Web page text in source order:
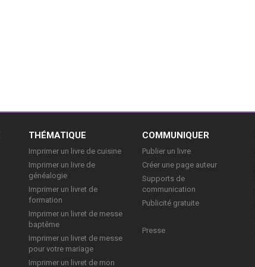
THÉMATIQUE
Imprimer un livre de cuisine
Imprimer un livre de
généalogie
Imprimer un livret de
formation
Imprimer un livret de messe
baptême
Imprimer un livret de messe
pour votre mariage
Imprimer un livret de mon
COMMUNIQUER
Publier un livre
Créer une page auteur
Supports de
communication
Publicité gratuite
Presse